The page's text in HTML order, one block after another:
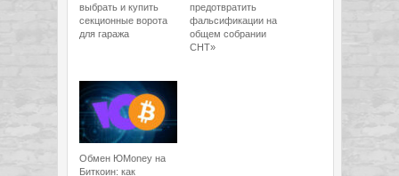
выбрать и купить
секционные ворота
для гаража
предотвратить
фальсификации на
общем собрании
СНТ»
Обмен ЮMoney на
Биткоин: как